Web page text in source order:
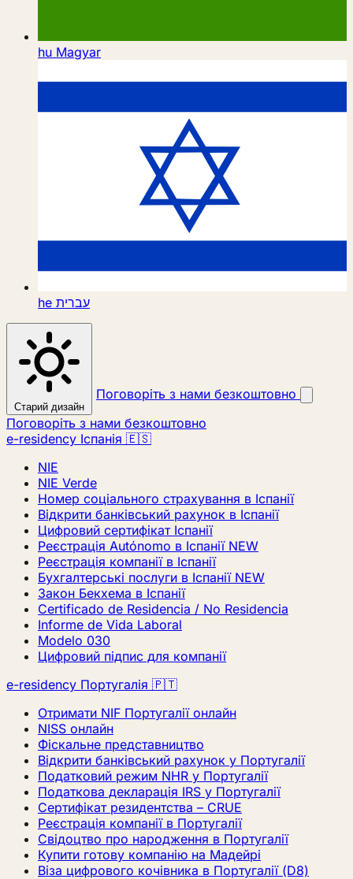
hu Magyar
he עברית
Старий дизайн
Поговоріть з нами безкоштовно
Поговоріть з нами безкоштовно
e-residency Іспанія 🇪🇸
NIE
NIE Verde
Номер соціального страхування в Іспанії
Відкрити банківський рахунок в Іспанії
Цифровий сертифікат Іспанії
Реєстрація Autónomo в Іспанії NEW
Реєстрація компанії в Іспанії
Бухгалтерські послуги в Іспанії NEW
Закон Бекхема в Іспанії
Certificado de Residencia / No Residencia
Informe de Vida Laboral
Modelo 030
Цифровий підпис для компанії
e-residency Португалія 🇵🇹
Отримати NIF Португалії онлайн
NISS онлайн
Фіскальне представництво
Відкрити банківський рахунок у Португалії
Податковий режим NHR у Португалії
Податкова декларація IRS у Португалії
Сертифікат резидентства – CRUE
Реєстрація компанії в Португалії
Свідоцтво про народження в Португалії
Купити готову компанію на Мадейрі
Віза цифрового кочівника в Португалії (D8)